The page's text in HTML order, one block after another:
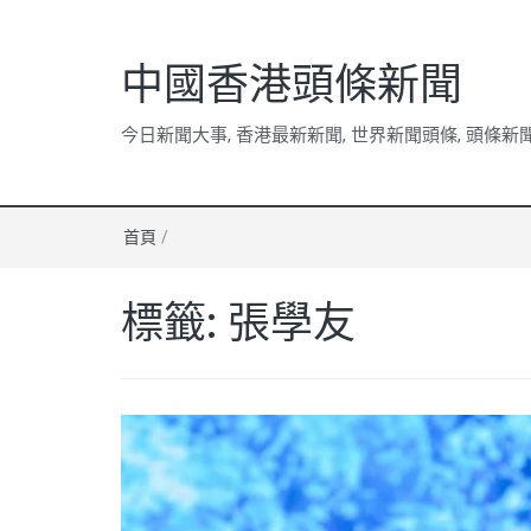
中國香港頭條新聞
今日新聞大事, 香港最新新聞, 世界新聞頭條, 頭條新
首頁 /
標籤: 張學友